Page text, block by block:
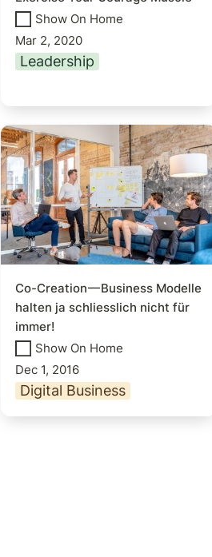
Show On Home
Mar 2, 2020
Leadership
Co-Creation — Business
Modelle halten ja
schliesslich nicht für immer!
Co-Creation — Business Modelle
halten ja schliesslich nicht für
immer!
Show On Home
Dec 1, 2016
Digital Business